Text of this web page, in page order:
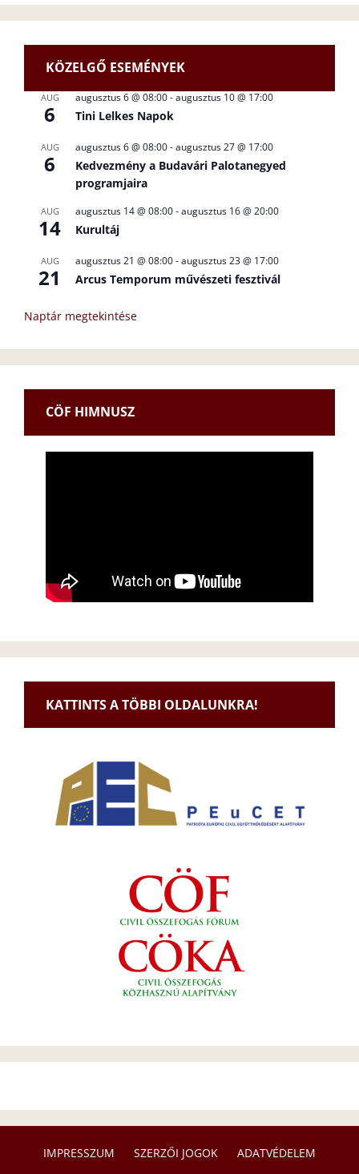
KÖZELGŐ ESEMÉNYEK
AUG
6
augusztus 6 @ 08:00-augusztus 10 @ 17:00
Tini Lelkes Napok
AUG
6
augusztus 6 @ 08:00-augusztus 27 @ 17:00
Kedvezmény a Budavári Palotanegyed
programjaira
AUG
14
augusztus 14 @ 08:00-augusztus 16 @ 20:00
Kurultáj
AUG
21
augusztus 21 @ 08:00-augusztus 23 @ 17:00
Arcus Temporum művészeti fesztivál
Naptár megtekintése
CÖF HIMNUSZ
KATTINTS A TÖBBI OLDALUNKRA!
IMPRESSZUM SZERZŐI JOGOK ADATVÉDELEM